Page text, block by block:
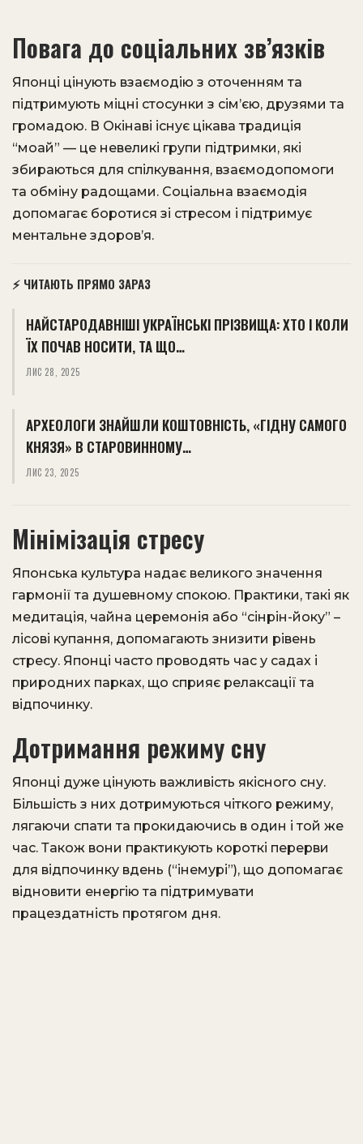
Повага до соціальних зв’язків
Японці цінують взаємодію з оточенням та
підтримують міцні стосунки з сім’єю, друзями та
громадою. В Окінаві існує цікава традиція
“моай” — це невеликі групи підтримки, які
збираються для спілкування, взаємодопомоги
та обміну радощами. Соціальна взаємодія
допомагає боротися зі стресом і підтримує
ментальне здоров’я.
⚡ ЧИТАЮТЬ ПРЯМО ЗАРАЗ
НАЙСТАРОДАВНІШІ УКРАЇНСЬКІ ПРІЗВИЩА: ХТО І КОЛИ
ЇХ ПОЧАВ НОСИТИ, ТА ЩО…
ЛИС 28, 2025
АРХЕОЛОГИ ЗНАЙШЛИ КОШТОВНІСТЬ, «ГІДНУ САМОГО
КНЯЗЯ» В СТАРОВИННОМУ…
ЛИС 23, 2025
Мінімізація стресу
Японська культура надає великого значення
гармонії та душевному спокою. Практики, такі як
медитація, чайна церемонія або “сінрін-йоку” –
лісові купання, допомагають знизити рівень
стресу. Японці часто проводять час у садах і
природних парках, що сприяє релаксації та
відпочинку.
Дотримання режиму сну
Японці дуже цінують важливість якісного сну.
Більшість з них дотримуються чіткого режиму,
лягаючи спати та прокидаючись в один і той же
час. Також вони практикують короткі перерви
для відпочинку вдень (“інемурі”), що допомагає
відновити енергію та підтримувати
працездатність протягом дня.